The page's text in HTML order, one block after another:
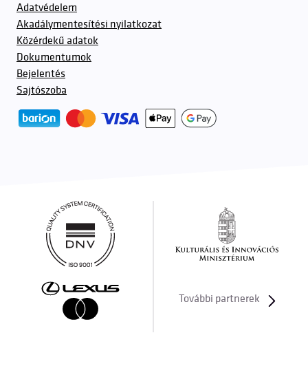
Adatvédelem
Akadálymentesítési nyilatkozat
Közérdekű adatok
Dokumentumok
Bejelentés
Sajtószoba
További partnerek